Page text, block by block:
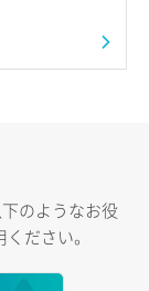
のようなお役
ださい。